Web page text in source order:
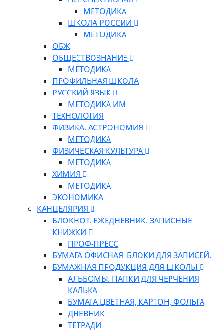
МЕТОДИКА
ШКОЛА РОССИИ
МЕТОДИКА
ОБЖ
ОБЩЕСТВОЗНАНИЕ
МЕТОДИКА
ПРОФИЛЬНАЯ ШКОЛА
РУССКИЙ ЯЗЫК
МЕТОДИКА ИМ
ТЕХНОЛОГИЯ
ФИЗИКА. АСТРОНОМИЯ
МЕТОДИКА
ФИЗИЧЕСКАЯ КУЛЬТУРА
МЕТОДИКА
ХИМИЯ
МЕТОДИКА
ЭКОНОМИКА
КАНЦЕЛЯРИЯ
БЛОКНОТ. ЕЖЕДНЕВНИК. ЗАПИСНЫЕ
КНИЖКИ
ПРОФ-ПРЕСС
БУМАГА ОФИСНАЯ, БЛОКИ ДЛЯ ЗАПИСЕЙ.
БУМАЖНАЯ ПРОДУКЦИЯ ДЛЯ ШКОЛЫ
АЛЬБОМЫ. ПАПКИ ДЛЯ ЧЕРЧЕНИЯ
КАЛЬКА
БУМАГА ЦВЕТНАЯ, КАРТОН, ФОЛЬГА
ДНЕВНИК
ТЕТРАДИ